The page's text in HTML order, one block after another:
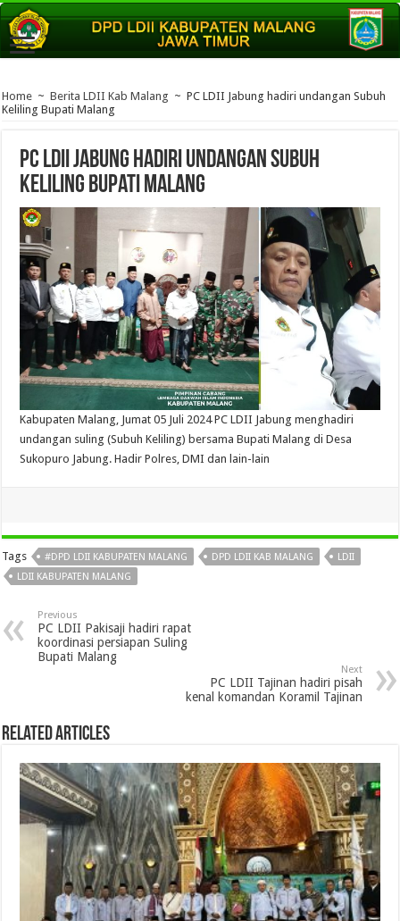
Home ~ Berita LDII Kab Malang ~ PC LDII Jabung hadiri undangan Subuh
Keliling Bupati Malang
PC LDII Jabung hadiri undangan Subuh
Keliling Bupati Malang
Kabupaten Malang, Jumat 05 Juli 2024 PC LDII Jabung menghadiri
undangan suling (Subuh Keliling) bersama Bupati Malang di Desa
Sukopuro Jabung. Hadir Polres, DMI dan lain-lain
Tags #DPD LDII KABUPATEN MALANG DPD LDII KAB MALANG
LDII
LDII KABUPATEN MALANG
Previous
PC LDII Pakisaji hadiri rapat
koordinasi persiapan Suling
Bupati Malang
Next
PC LDII Tajinan hadiri pisah
kenal komandan Koramil Tajinan
Related Articles